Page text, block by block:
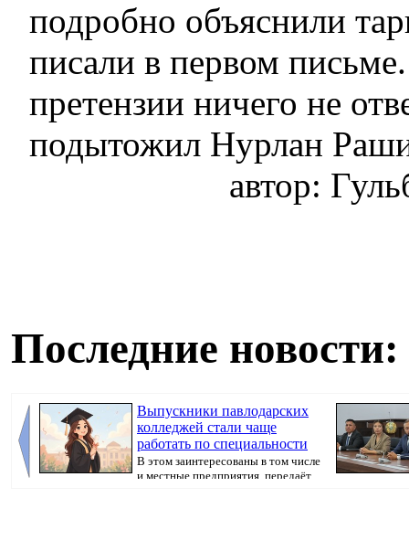
подробно объяснили
писали в первом
претензии ничего не
подытожил Нурлан
автор:
Последние новости:
Выпускники павлодарских
колледжей стали чаще
работать по специальности
В этом заинтересованы в том числе
и местные предприятия, передаёт